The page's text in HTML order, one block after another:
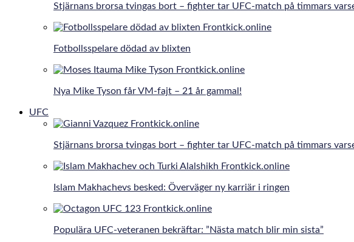
Stjärnans brorsa tvingas bort – fighter tar UFC-match på timmars
Fotbollsspelare dödad av blixten
Nya Mike Tyson får VM-fajt – 21 år gammal!
UFC
Stjärnans brorsa tvingas bort – fighter tar UFC-match på timmars
Islam Makhachevs besked: Överväger ny karriär i ringen
Populära UFC-veteranen bekräftar: ”Nästa match blir min sista”